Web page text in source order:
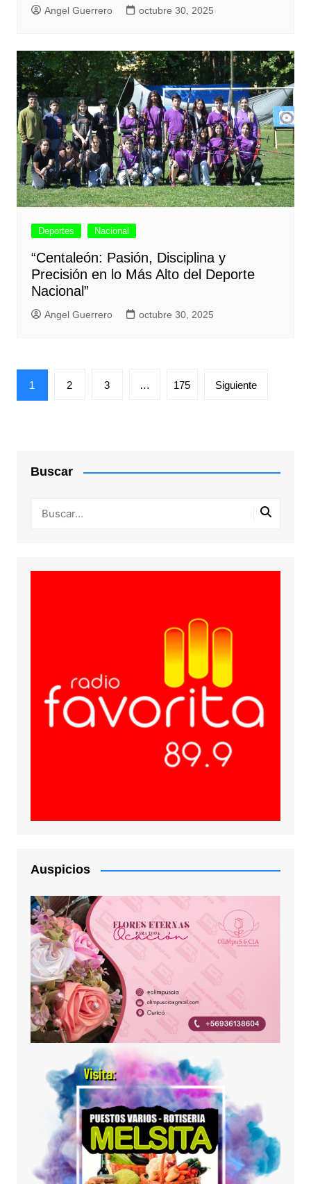
Angel Guerrero octubre 30, 2025
Deportes Nacional
“Centaleón: Pasión, Disciplina y
Precisión en lo Más Alto del Deporte
Nacional”
Angel Guerrero octubre 30, 2025
Paginación
de
1 2 3 … 175 Siguiente
Buscar
Auspicios